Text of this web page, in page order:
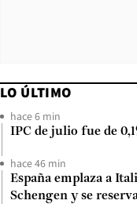
LO ÚLTIMO
hace 6 min
IPC de julio fue de
hace 46 min
España emplaza a
Schengen y se